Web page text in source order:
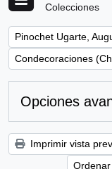
Colecciones
Remove filter:
Pinochet Ugarte,
Remove filter:
Condecoraciones
Opciones
Imprimir vista